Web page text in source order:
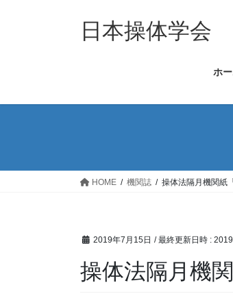
ス
ン
日本操体学会
ホ
HOME 機関誌 操体法隔月機関紙
2019年7月15日 / 最終更新日時 :
操体法隔月機